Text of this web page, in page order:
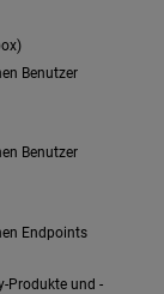
Benutzer
Benutzer
Endpoints
Produkte und -